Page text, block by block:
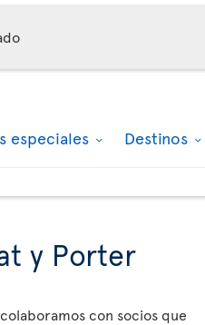
especiales Destinos
y Porter
con socios que